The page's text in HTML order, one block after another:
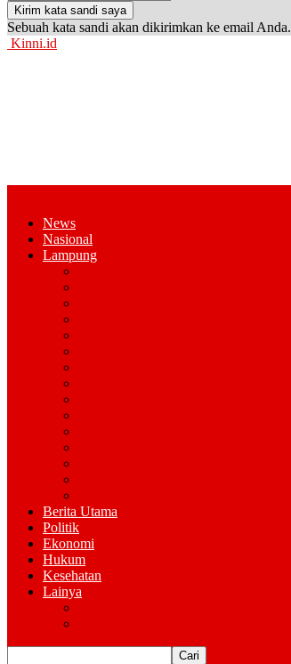
Sebuah kata sandi akan dikirimkan ke email Anda.
Kinni.id
News
Nasional
Lampung
Berita Utama
Politik
Ekonomi
Hukum
Kesehatan
Lainya